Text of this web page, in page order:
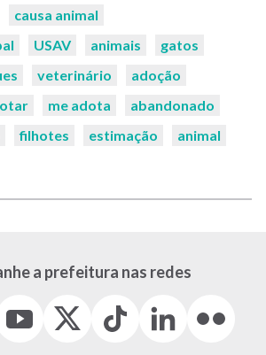
causa animal
USAV animais
gatos
veterinário
adoção
me adota
abandonado
filhotes estimação
animal
a prefeitura nas redes
(link
(Antigo
Tiktok
(link
LinkedIn
(link
(link